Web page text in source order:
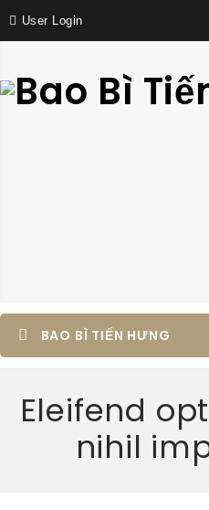
User Login
BAO BÌ TIẾN HƯNG
Eleifend
nihil